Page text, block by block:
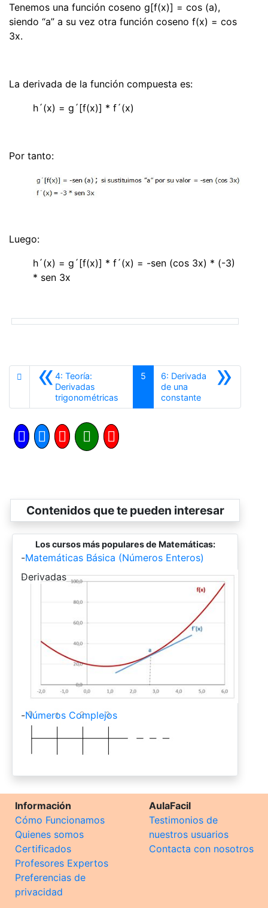
Tenemos una función coseno g[f(x)] = cos (a),
siendo “a” a su vez otra función coseno f(x) = cos
3x.
La derivada de la función compuesta es:
h´(x) = g´[f(x)] * f´(x)
Por tanto:
Luego:
h´(x) = g´[f(x)] * f´(x) = -sen (cos 3x) * (-3)
* sen 3x
«4: Teoría:
Derivadas
trigonométricas
5 »
6: Derivada
de una
constanteSiguiente
Contenidos que te pueden interesar
Los cursos más populares de Matemáticas:
-Matemáticas Básica (Números Enteros)
-
Derivadas
-Números Complejos
Información
Cómo Funcionamos
Quienes somos
Certificados
Profesores Expertos
Preferencias de
privacidad
AulaFacil
Testimonios de
nuestros usuarios
Contacta con nosotros